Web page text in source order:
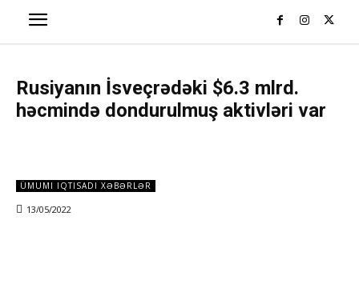
Rusiyanın İsveçrədəki $6.3 mlrd.
həcmində dondurulmuş aktivləri var
ÜMUMI IQTISADI XƏBƏRLƏR
13/05/2022